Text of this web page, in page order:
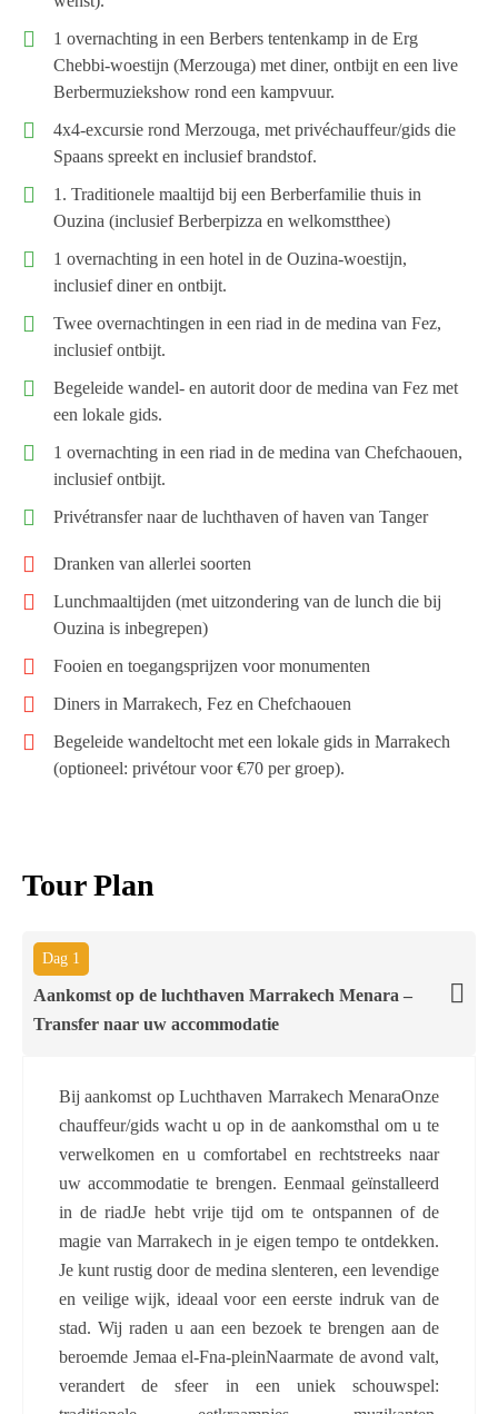
1 overnachting in een Berbers tentenkamp in de Erg
Chebbi-woestijn (Merzouga) met diner, ontbijt en een live
Berbermuziekshow rond een kampvuur.
4x4-excursie rond Merzouga, met privéchauffeur/gids die
Spaans spreekt en inclusief brandstof.
1. Traditionele maaltijd bij een Berberfamilie thuis in
Ouzina (inclusief Berberpizza en welkomstthee)
1 overnachting in een hotel in de Ouzina-woestijn,
inclusief diner en ontbijt.
Twee overnachtingen in een riad in de medina van Fez,
inclusief ontbijt.
Begeleide wandel- en autorit door de medina van Fez met
een lokale gids.
1 overnachting in een riad in de medina van Chefchaouen,
inclusief ontbijt.
Privétransfer naar de luchthaven of haven van Tanger
Dranken van allerlei soorten
Lunchmaaltijden (met uitzondering van de lunch die bij
Ouzina is inbegrepen)
Fooien en toegangsprijzen voor monumenten
Diners in Marrakech, Fez en Chefchaouen
Begeleide wandeltocht met een lokale gids in Marrakech
(optioneel: privétour voor €70 per groep).
Tour Plan
Dag 1
Aankomst op de luchthaven Marrakech Menara –
Transfer naar uw accommodatie
Bij aankomst op Luchthaven Marrakech MenaraOnze
chauffeur/gids wacht u op in de aankomsthal om u te
verwelkomen en u comfortabel en rechtstreeks naar
uw accommodatie te brengen. Eenmaal geïnstalleerd
in de riadJe hebt vrije tijd om te ontspannen of de
magie van Marrakech in je eigen tempo te ontdekken.
Je kunt rustig door de medina slenteren, een levendige
en veilige wijk, ideaal voor een eerste indruk van de
stad. Wij raden u aan een bezoek te brengen aan de
beroemde Jemaa el-Fna-pleinNaarmate de avond valt,
verandert de sfeer in een uniek schouwspel: